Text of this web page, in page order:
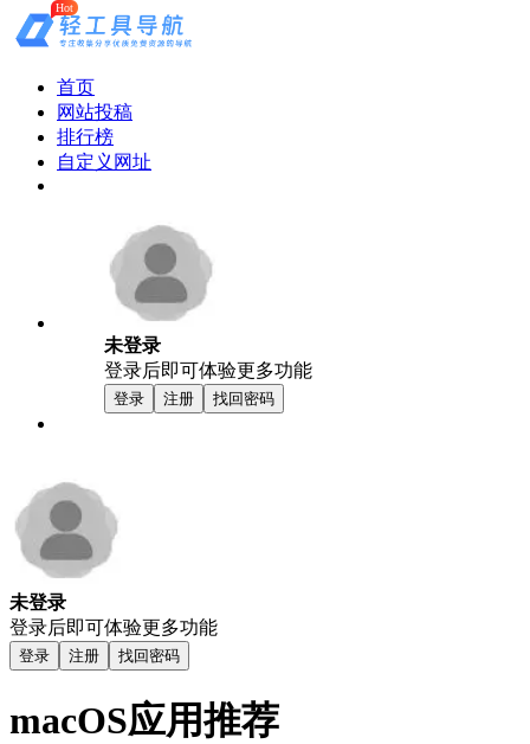
首页
网站投稿
排行榜
Hot
自定义网址
未登录
登录后即可体验更多功能
登录 注册 找回密码
未登录
登录后即可体验更多功能
登录 注册 找回密码
macOS应用推荐